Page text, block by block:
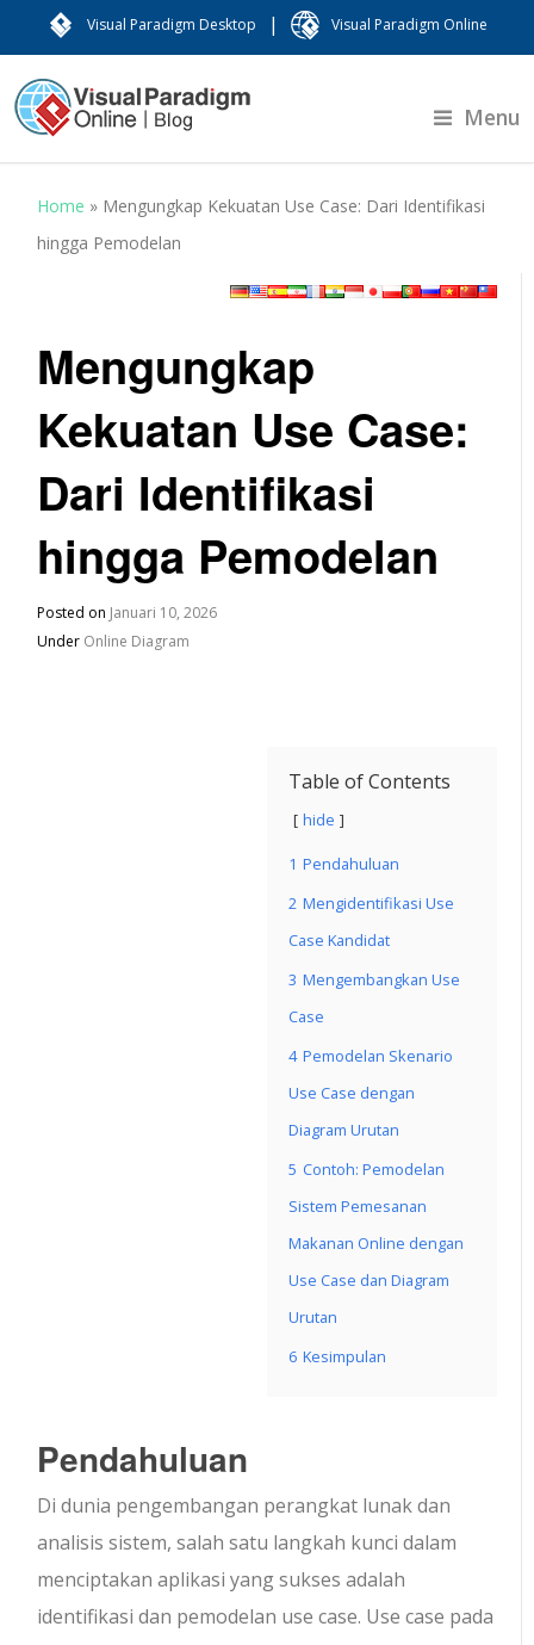
Visual Paradigm Desktop | Visual Paradigm Online
Menu
Home » Mengungkap Kekuatan Use Case: Dari Identifikasi
hingga Pemodelan
Mengungkap
Kekuatan Use Case:
Dari Identifikasi
hingga Pemodelan
Posted on Januari 10, 2026
Under Online Diagram
Table of Contents
hide
1 Pendahuluan
2 Mengidentifikasi Use
Case Kandidat
3 Mengembangkan Use
Case
4 Pemodelan Skenario
Use Case dengan
Diagram Urutan
5 Contoh: Pemodelan
Sistem Pemesanan
Makanan Online dengan
Use Case dan Diagram
Urutan
6 Kesimpulan
Pendahuluan
Di dunia pengembangan perangkat lunak dan
analisis sistem, salah satu langkah kunci dalam
menciptakan aplikasi yang sukses adalah
identifikasi dan pemodelan use case. Use case pada